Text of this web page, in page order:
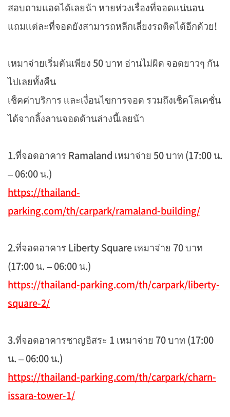
สอบถามแอดได้เลยน้า หายห่วงเรื่องที่จอดเเน่นอน
แถมเเต่ละที่จอดยังสามารถหลีกเลี่ยงรถติดได้อีกด้วย!
เหมาจ่ายเริ่มต้นเพียง 50 บาท อ่านไม่ผิด จอดยาวๆ กัน
ไปเลยทั้งคืน
เช็คค่าบริการ เเละเงื่อนไขการจอด รวมถึงเช็คโลเคชั่น
ได้จากลิ้งลานจอดด้านล่างนี้เลยน้า
1.ที่จอดอาคาร Ramaland เหมาจ่าย 50 บาท (17:00 น.
– 06:00 น.)
https://thailand-
parking.com/th/carpark/ramaland-building/
2.ที่จอดอาคาร Liberty Square เหมาจ่าย 70 บาท
(17:00 น. – 06:00 น.)
https://thailand-parking.com/th/carpark/liberty-
square-2/
3.ที่จอดอาคารชาญอิสระ 1 เหมาจ่าย 70 บาท (17:00
น. – 06:00 น.)
https://thailand-parking.com/th/carpark/charn-
issara-tower-1/